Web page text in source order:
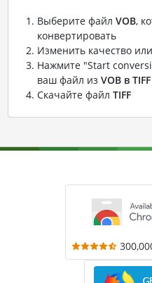
Выберите файл VOB,
конвертировать
Изменить качество
Нажмите "Start
ваш файл из VOB в TIFF
Скачайте файл TIFF